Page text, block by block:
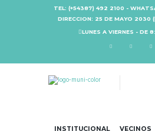
TEL: (+54387) 492 2100 -
DIRECCION: 25 DE MAYO 2030
LUNES A VIERNES - DE
INSTITUCIONAL VECINOS